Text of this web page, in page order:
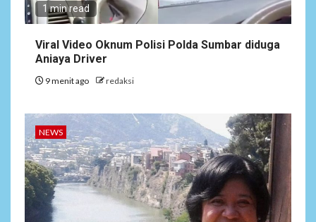
Napua Laksanakan Kegiatan
Tenaga Pendidik di Sekolah
SD Negeri Gunung Susu
5 NEWS
Fiktif, KPK Diminta
Tongkrongi Pemprov
Banten
1 min read
Viral Video Oknum Polisi Polda Sumbar diduga
Aniaya Driver
9 menit ago redaksi
NEWS